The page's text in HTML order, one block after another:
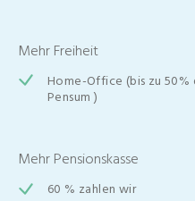
Mehr Freiheit
Home-Office (bis zu
Pensum )
Mehr Pensionskasse
60 % zahlen wir